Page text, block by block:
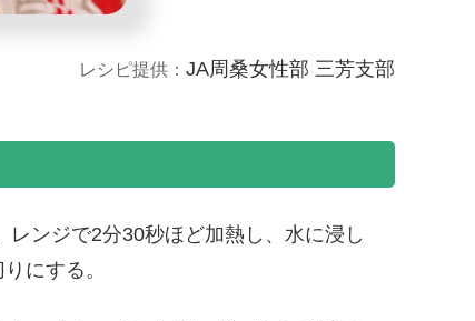
JA周桑女性部 三芳支部
ンジで2分30秒ほど加熱し、水に浸し
にする。